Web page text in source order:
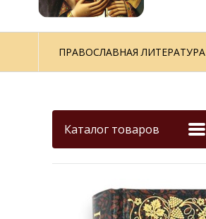
ПРАВОСЛАВНАЯ ЛИТЕРАТУРА
Каталог товаров